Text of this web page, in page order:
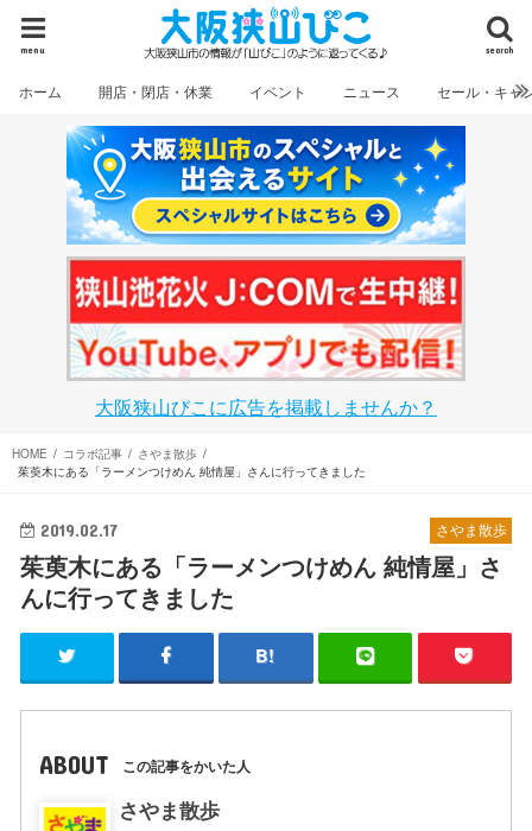
search
menu
ホーム 開店・閉店・休業 イベント ニュース セール・キャ
大阪狭山びこに広告を掲載しませんか？
HOME コラボ記事
さやま散歩
茱萸木にある「ラーメンつけめん 純情屋」さんに行ってきました
さやま散歩
2019.02.17
茱萸木にある「ラーメンつけめん 純情屋」さ
んに行ってきました
ABOUT この記事をかいた人
さやま散歩